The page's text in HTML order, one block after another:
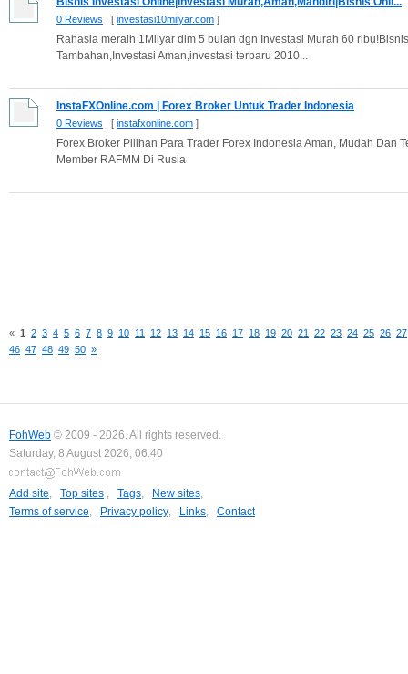
0 Reviews [ investasi10milyar.com ]
Rahasia meraih 1Milyar dlm 5 bulan dgn Investasi Murah 60
Tambahan,Investasi Aman,investasi terbaru 2010...
InstaFXOnline.com | Forex Broker Untuk Trader Indonesia
0 Reviews [ instafxonline.com ]
Forex Broker Pilihan Para Trader Forex Indonesia Aman, Mudah Dan
Member RAFMM Di Rusia
« 1 2 3 4 5 6 7 8 9 10 11 12 13 14 15 16 17 18 19 20 21 22 23 24 25 26 27
46 47 48 49 50 »
FohWeb © 2009 - 2026. All rights reserved.
Saturday, 8 August 2026, 06:40
Add site, Top sites , Tags, New sites,
Terms of service, Privacy policy, Links, Contact